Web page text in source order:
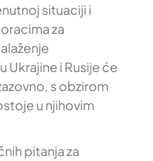
situaciji i
za
Ukrajine i Rusije će
s obzirom
u njihovim
pitanja za